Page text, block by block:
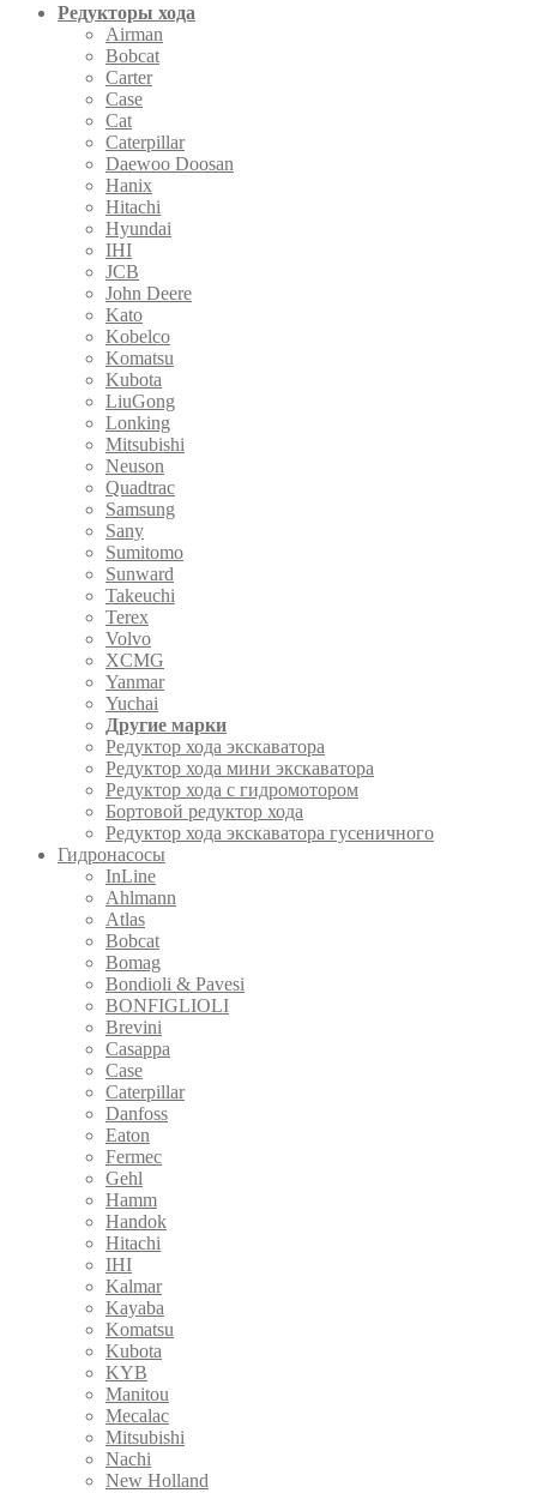
Редукторы хода
Airman
Bobcat
Carter
Case
Cat
Caterpillar
Daewoo Doosan
Hanix
Hitachi
Hyundai
IHI
JCB
John Deere
Kato
Kobelco
Komatsu
Kubota
LiuGong
Lonking
Mitsubishi
Neuson
Quadtrac
Samsung
Sany
Sumitomo
Sunward
Takeuchi
Terex
Volvo
XCMG
Yanmar
Yuchai
Другие марки
Редуктор хода экскаватора
Редуктор хода мини экскаватора
Редуктор хода с гидромотором
Бортовой редуктор хода
Редуктор хода экскаватора гусеничного
Гидронасосы
InLine
Ahlmann
Atlas
Bobcat
Bomag
Bondioli & Pavesi
BONFIGLIOLI
Brevini
Casappa
Case
Caterpillar
Danfoss
Eaton
Fermec
Gehl
Hamm
Handok
Hitachi
IHI
Kalmar
Kayaba
Komatsu
Kubota
KYB
Manitou
Mecalac
Mitsubishi
Nachi
New Holland